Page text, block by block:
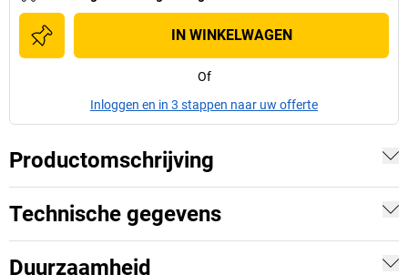
IN WINKELWAGEN
Of
Inloggen en in 3 stappen naar uw offerte
Productomschrijving
Technische gegevens
Duurzaamheid